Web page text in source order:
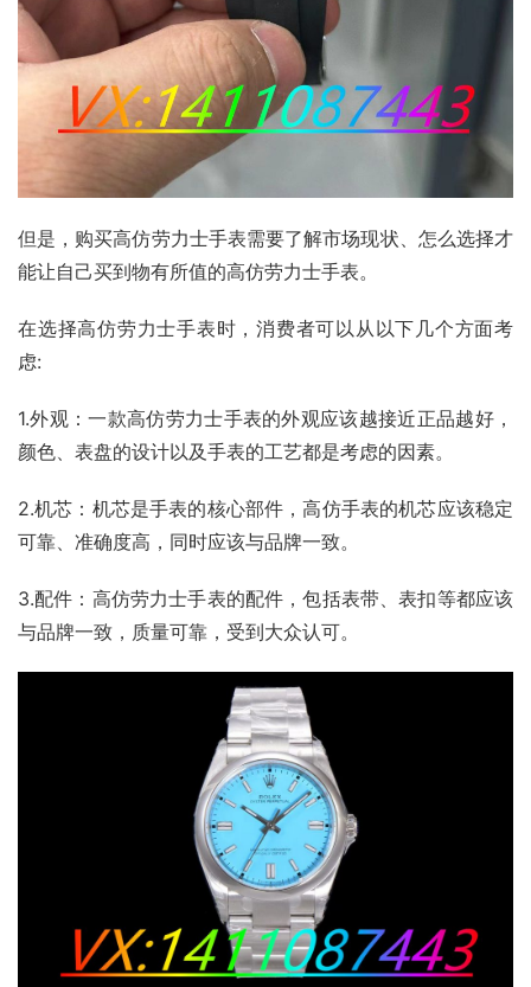
但是，购买高仿劳力士手表需要了解市场现状、怎么选择才
能让自己买到物有所值的高仿劳力士手表。
在选择高仿劳力士手表时，消费者可以从以下几个方面考
虑:
1.外观：一款高仿劳力士手表的外观应该越接近正品越好，
颜色、表盘的设计以及手表的工艺都是考虑的因素。
2.机芯：机芯是手表的核心部件，高仿手表的机芯应该稳定
可靠、准确度高，同时应该与品牌一致。
3.配件：高仿劳力士手表的配件，包括表带、表扣等都应该
与品牌一致，质量可靠，受到大众认可。